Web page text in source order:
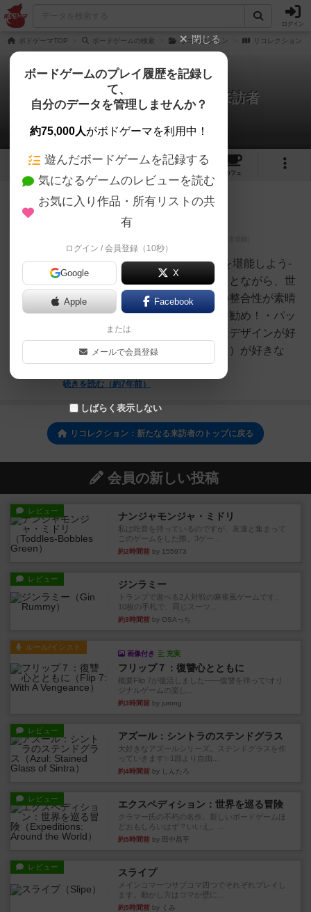
ログイン
ボドゲーマTOP ボードゲームの検索 リコレクション リコレクション
リコレクション：新たなる来訪者
1件のレビュー
2 1
カフェ
428名 充実
-リコレクションの濃厚な世界観を堪能しよう-
ボードゲームのゲーム性もさることながら、世
界観の濃さとゲームなったときの整合性が素晴
らしい作品です。☆こんな人にお勧め！・パッ
ケージの雰囲気から感じるゲームデザインが好
きな人・濃厚な世界観（シナリオ）が好きな
人・正体隠匿系のゲーム...
続きを読む（約7年前）
勇者
リコレクション：新たなる来訪者のトップに戻る
会員の新しい投稿
レビュー ナンジャモンジャ・ミドリ
私は吃音を持っているのですが、友達と集まって
このゲームをした際、3ゲー...
約2時間前 by 155973
レビュー ジンラミー
トランプで遊べる2人対戦の麻雀風ゲームです。
10枚の手札で、同じスーツ...
約3時間前 by OSAっち
ルール/インスト
画像付き 充実
フリップ７：復讐心とともに
概要Flip 7が復活しました――復讐を伴って!オリ
ジナルゲームの楽し...
約3時間前 by jurong
レビュー アズール：シントラのステンドグラス
大好きなアズールシリーズ。ステンドグラスを作
っていきます✨1部より自由...
約4時間前 by しんたろ
レビュー エクスペディション：世界を巡る冒険
クラマー氏の不朽の名作。新しいボードゲームほ
どおもしろいはず？いいえ。...
約5時間前 by 田中昌平
レビュー スライプ
メインコマ一つサブコマ四つでそれぞれプレイし
ます。動かし方はコマか壁に...
約5時間前 by くみ
閉じる
ボードゲームのプレイ履歴を記録し
て、
自分のデータを管理しませんか？
約75,000人がボドゲーマを利用中！
遊んだボードゲームを記録する
気になるゲームのレビューを読む
お気に入り作品・所有リストの共
有
ログイン / 会員登録（10秒）
Google X
Apple Facebook
または
メールで会員登録
しばらく表示しない